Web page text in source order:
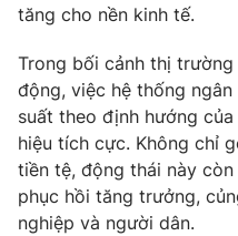
® Cấm sao chép dưới mọi
thuận bằng văn bản. Ghi rõ
thông tin từ website này.
tăng cho nền kinh tế.
Trong bối cảnh thị
động, việc hệ thống
suất theo định hướng
hiệu tích cực. Không chỉ
tiền tệ, động thái này
phục hồi tăng trưởng,
nghiệp và người dân.